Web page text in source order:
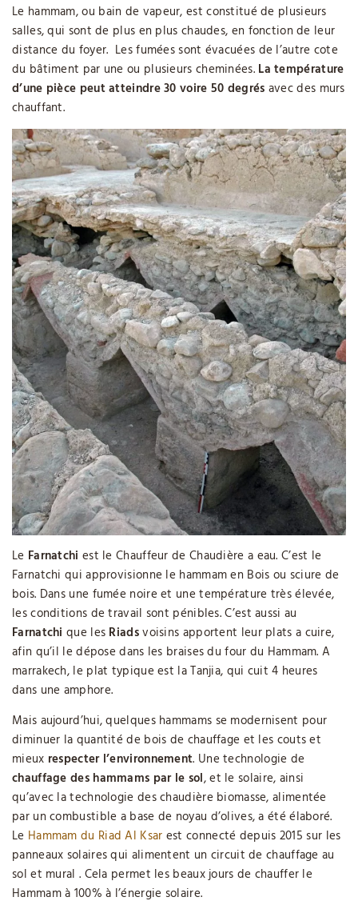
Le hammam, ou bain de vapeur, est constitué de plusieurs
salles, qui sont de plus en plus chaudes, en fonction de leur
distance du foyer. Les fumées sont évacuées de l’autre cote
du bâtiment par une ou plusieurs cheminées. La température
d’une pièce peut atteindre 30 voire 50 degrés avec des murs
chauffant.
Le Farnatchi est le Chauffeur de Chaudière a eau. C’est le
Farnatchi qui approvisionne le hammam en Bois ou sciure de
bois. Dans une fumée noire et une température très élevée,
les conditions de travail sont pénibles. C’est aussi au
Farnatchi que les Riadsvoisins apportent leur plats a cuire,
afin qu’il le dépose dans les braises du four du Hammam. A
marrakech, le plat typique est la Tanjia, qui cuit 4 heures
dans une amphore.
Mais aujourd’hui, quelques hammams se modernisent pour
diminuer la quantité de bois de chauffage et les couts et
mieux respecter l’environnement. Une technologie de
chauffage des hammams par le sol, et le solaire, ainsi
qu’avec la technologie des chaudière biomasse, alimentée
par un combustible a base de noyau d’olives, a été élaboré.
Le Hammam du Riad Al Ksar est connecté depuis 2015 sur les
panneaux solaires qui alimentent un circuit de chauffage au
sol et mural . Cela permet les beaux jours de chauffer le
Hammam à 100% à l’énergie solaire.